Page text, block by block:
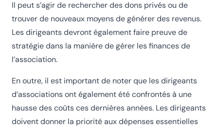
Il peut s’agir de rechercher des dons privés ou de
trouver de nouveaux moyens de générer des revenus.
Les dirigeants devront également faire preuve de
stratégie dans la manière de gérer les finances de
l’association.
En outre, il est important de noter que les dirigeants
d’associations ont également été confrontés à une
hausse des coûts ces dernières années. Les dirigeants
doivent donner la priorité aux dépenses essentielles